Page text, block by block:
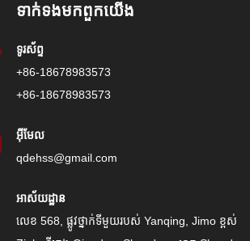
ទាក់ទង​មក​ពួក​យើង
ទូរស័ព្ទ
+86-18678983573
+86-18678983573
អ៊ីមែល
qdehss@gmail.com
អាស័យដ្ឋាន
លេខ 568, ផ្លូវថ្នាក់ទីមួយរបស់ Yanqing, Jimo ខ្ពស់